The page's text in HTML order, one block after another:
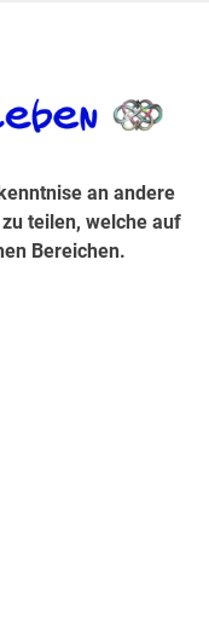
Bereichen.
an andere
teilen, welche auf
Bereichen.